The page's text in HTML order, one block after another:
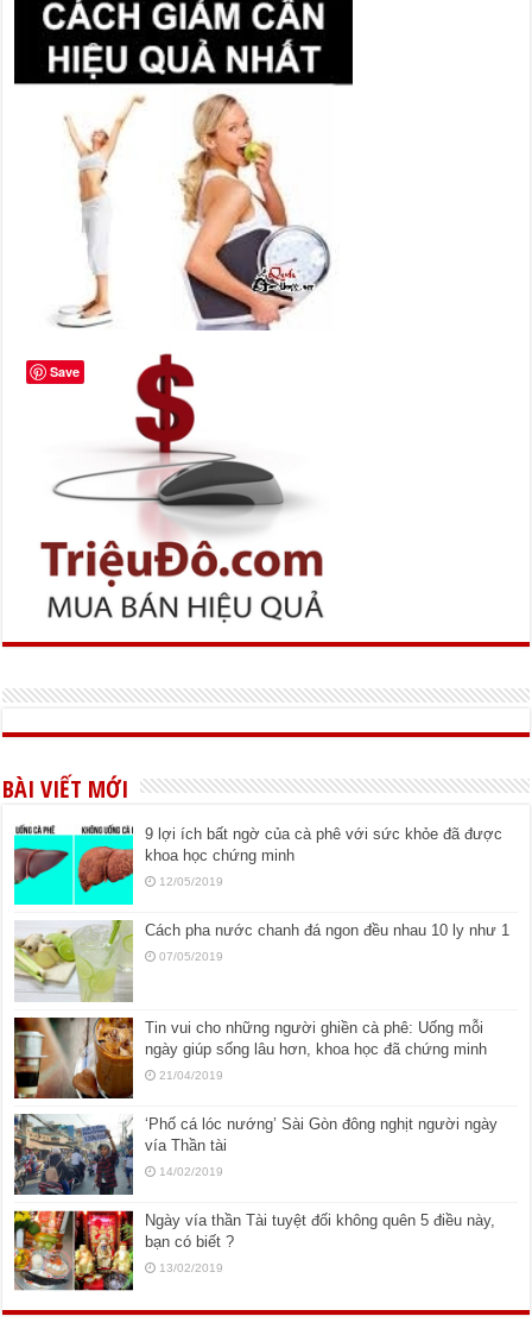
BÀI VIẾT MỚI
9 lợi ích bất ngờ của cà phê với sức khỏe đã được
khoa học chứng minh
12/05/2019
Cách pha nước chanh đá ngon đều nhau 10 ly như 1
07/05/2019
Tin vui cho những người ghiền cà phê: Uống mỗi
ngày giúp sống lâu hơn, khoa học đã chứng minh
21/04/2019
‘Phố cá lóc nướng’ Sài Gòn đông nghịt người ngày
vía Thần tài
14/02/2019
Ngày vía thần Tài tuyệt đối không quên 5 điều này,
bạn có biết ?
13/02/2019
Save